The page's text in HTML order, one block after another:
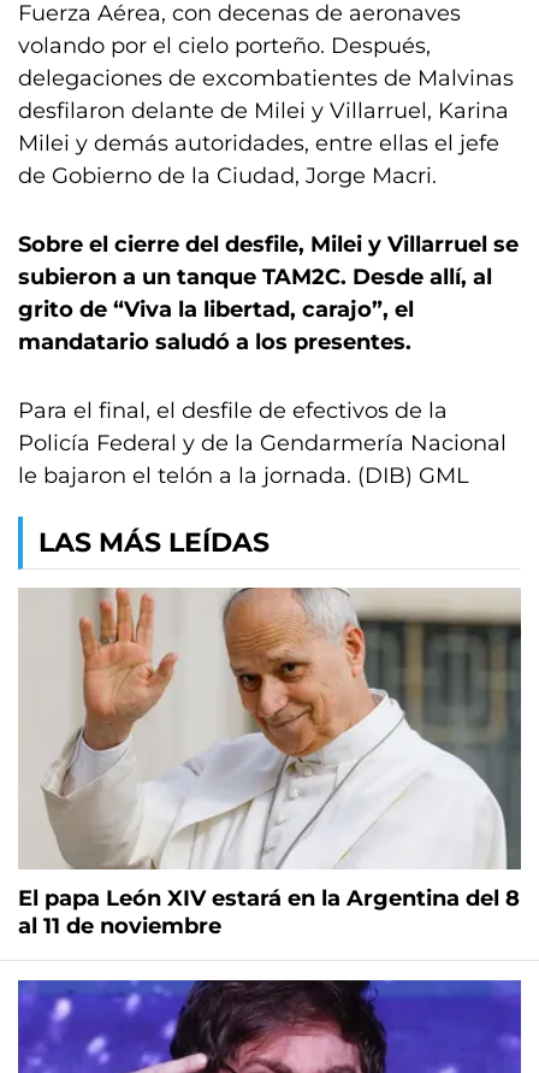
Fuerza Aérea, con decenas de aeronaves
volando por el cielo porteño. Después,
delegaciones de excombatientes de Malvinas
desfilaron delante de Milei y Villarruel, Karina
Milei y demás autoridades, entre ellas el jefe
de Gobierno de la Ciudad, Jorge Macri.
Sobre el cierre del desfile, Milei y Villarruel se
subieron a un tanque TAM2C. Desde allí, al
grito de “Viva la libertad, carajo”, el
mandatario saludó a los presentes.
Para el final, el desfile de efectivos de la
Policía Federal y de la Gendarmería Nacional
le bajaron el telón a la jornada. (DIB) GML
LAS MÁS LEÍDAS
El papa León XIV estará en la Argentina del 8
al 11 de noviembre